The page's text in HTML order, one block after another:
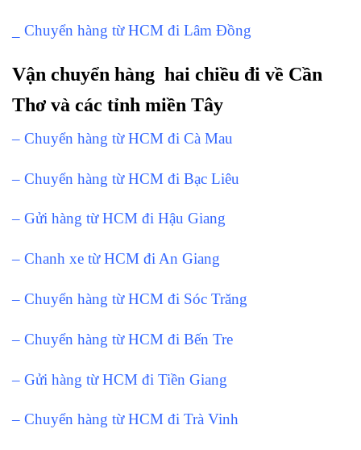
_ Chuyển hàng từ HCM đi Lâm Đồng
Vận chuyển hàng hai chiều đi về Cần
Thơ và các tỉnh miền Tây
– Chuyển hàng từ HCM đi Cà Mau
– Chuyển hàng từ HCM đi Bạc Liêu
– Gửi hàng từ HCM đi Hậu Giang
– Chanh xe từ HCM đi An Giang
– Chuyển hàng từ HCM đi Sóc Trăng
– Chuyển hàng từ HCM đi Bến Tre
– Gửi hàng từ HCM đi Tiền Giang
– Chuyển hàng từ HCM đi Trà Vinh